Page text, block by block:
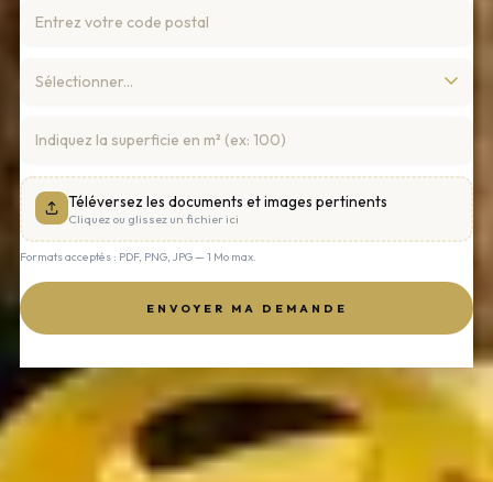
Téléversez les documents et images pertinents
Cliquez ou glissez un fichier ici
Formats acceptés : PDF, PNG, JPG — 1 Mo max.
ENVOYER MA DEMANDE